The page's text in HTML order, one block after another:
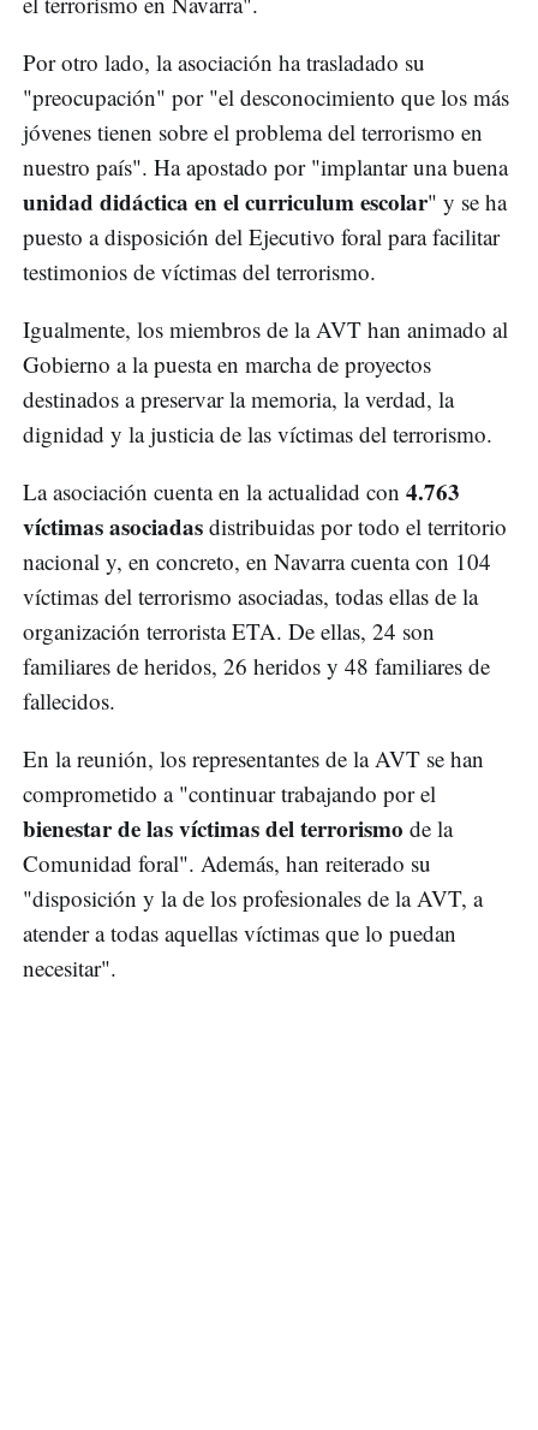
Por otro lado, la asociación ha trasladado su
"preocupación" por "el desconocimiento que los más
jóvenes tienen sobre el problema del terrorismo en
nuestro país". Ha apostado por "implantar una buena
unidad didáctica en el curriculum escolar" y se ha
puesto a disposición del Ejecutivo foral para facilitar
testimonios de víctimas del terrorismo.
Igualmente, los miembros de la AVT han animado al
Gobierno a la puesta en marcha de proyectos
destinados a preservar la memoria, la verdad, la
dignidad y la justicia de las víctimas del terrorismo.
La asociación cuenta en la actualidad con 4.763
víctimas asociadas distribuidas por todo el territorio
nacional y, en concreto, en Navarra cuenta con 104
víctimas del terrorismo asociadas, todas ellas de la
organización terrorista ETA. De ellas, 24 son
familiares de heridos, 26 heridos y 48 familiares de
fallecidos.
En la reunión, los representantes de la AVT se han
comprometido a "continuar trabajando por el
bienestar de las víctimas del terrorismo de la
Comunidad foral". Además, han reiterado su
"disposición y la de los profesionales de la AVT, a
atender a todas aquellas víctimas que lo puedan
necesitar".